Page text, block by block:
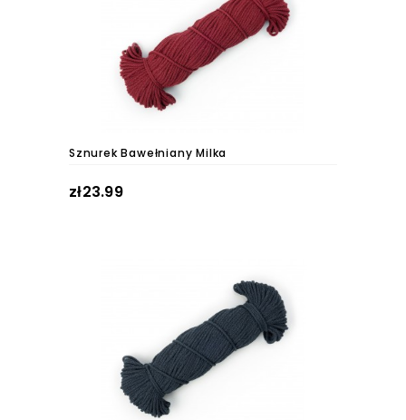
Sznurek Bawełniany Milka
zł23.99